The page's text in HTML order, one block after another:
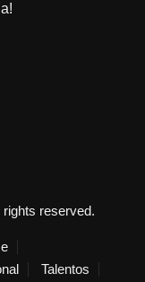
reserved.
Talentos